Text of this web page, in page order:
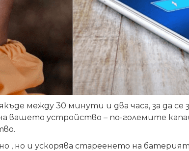
между 30 минути и два часа, за да се
вашето устройство – по-големите
но и ускорява стареенето на